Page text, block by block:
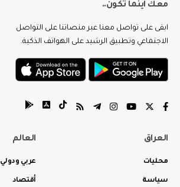
معك اينما تكون..
ابقى على تواصل معنا عبر منصاتنا على التواصل
الاجتماعي وتطبيق الرشيد على الهواتف الذكية.
العراق
محليات
سياسة
العالم
عربي ودولي
أقتصاد